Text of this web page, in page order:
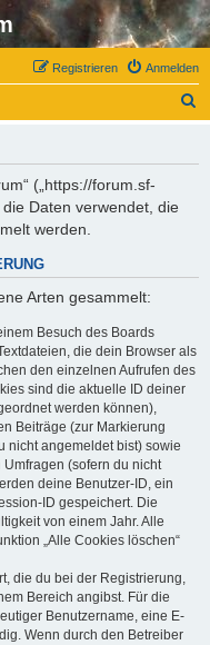
Anmelden
Registrieren
(„https://forum.sf-
Daten verwendet, die
werden.
Arten gesammelt:
Besuch des Boards
die dein Browser als
den einzelnen Aufrufen des
sind die aktuelle ID deiner
werden können),
Beiträge (zur Markierung
nicht angemeldet bist) sowie
(sofern du nicht
deine Benutzer-ID, ein
ID gespeichert. Die
von einem Jahr. Alle
„Alle Cookies löschen“
die du bei der Registrierung,
Bereich angibst. Für die
Benutzername, eine E-
Wenn durch den Betreiber